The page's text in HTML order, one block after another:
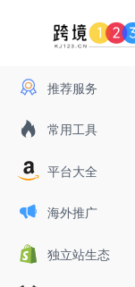
推荐服务
常用工具
平台大全
海外推广
独立站生态